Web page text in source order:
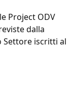
Project ODV
dalla
Settore iscritti al